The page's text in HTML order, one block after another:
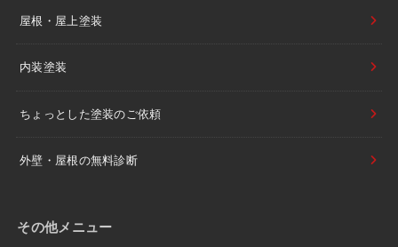
屋根・屋上塗装
内装塗装
ちょっとした塗装のご依頼
外壁・屋根の無料診断
その他メニュー